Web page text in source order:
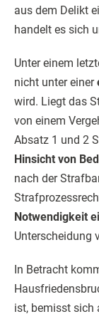
aus dem Delikt
handelt es sich
Unter einem
nicht unter einer
wird. Liegt das
von einem
Absatz 1 und 2
Hinsicht von
nach der
Notwendigkeit
Unterscheidung
In Betracht
ist, bemisst sich